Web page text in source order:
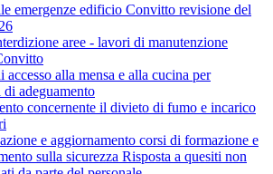
emergenze edificio Convitto revisione del
aree - lavori di manutenzione
alla mensa e alla cucina per
adeguamento
concernente il divieto di fumo e incarico
e aggiornamento corsi di formazione e
sulla sicurezza Risposta a quesiti non